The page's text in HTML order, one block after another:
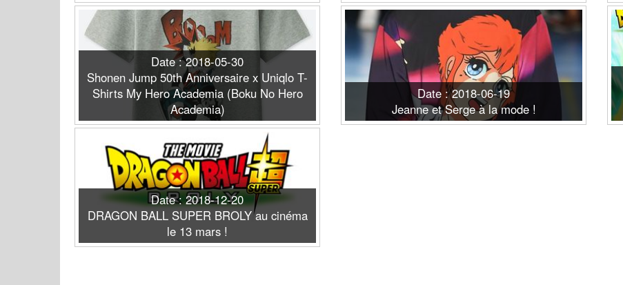
Date : 2018-05-30
Shonen Jump 50th Anniversaire x Uniqlo T-
Shirts My Hero Academia (Boku No Hero
Academia)
Date : 2018-06-19
Jeanne et Serge à la mode !
Date : 2018-12-20
DRAGON BALL SUPER BROLY au cinéma
le 13 mars !